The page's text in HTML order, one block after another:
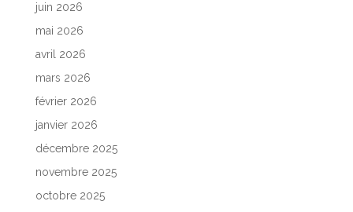
juin 2026
mai 2026
avril 2026
mars 2026
février 2026
janvier 2026
décembre 2025
novembre 2025
octobre 2025